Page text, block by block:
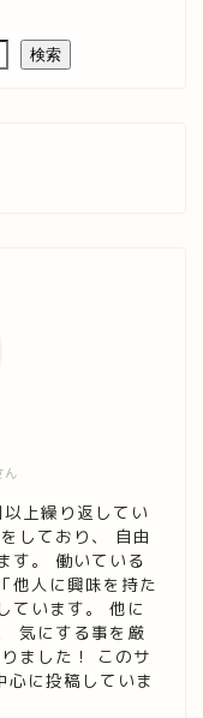
検索
ん
上繰り返してい
しており、 自由
す。 働いている
他人に興味を持た
ています。 他に
気にする事を厳
ました！ このサ
心に投稿していま